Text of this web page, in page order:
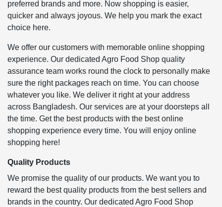
preferred brands and more. Now shopping is easier,
quicker and always joyous. We help you mark the exact
choice here.
We offer our customers with memorable online shopping
experience. Our dedicated Agro Food Shop quality
assurance team works round the clock to personally make
sure the right packages reach on time. You can choose
whatever you like. We deliver it right at your address
across Bangladesh. Our services are at your doorsteps all
the time. Get the best products with the best online
shopping experience every time. You will enjoy online
shopping here!
Quality Products
We promise the quality of our products. We want you to
reward the best quality products from the best sellers and
brands in the country. Our dedicated Agro Food Shop